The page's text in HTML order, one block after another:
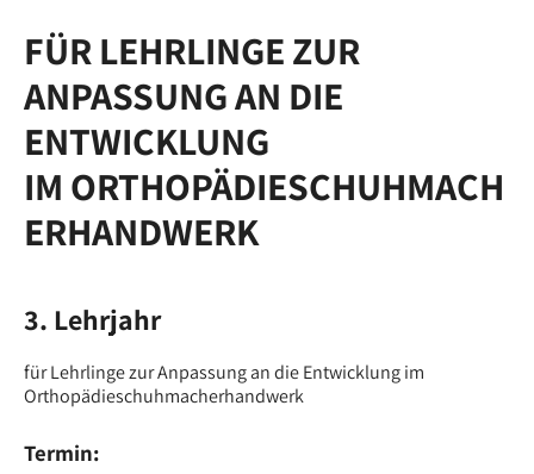
FÜR LEHRLINGE ZUR
ANPASSUNG AN DIE
ENTWICKLUNG
IM ORTHOPÄDIESCHUHMACH
ERHANDWERK
3. Lehrjahr
für Lehrlinge zur Anpassung an die Entwicklung im
Orthopädieschuhmacherhandwerk
Termin: